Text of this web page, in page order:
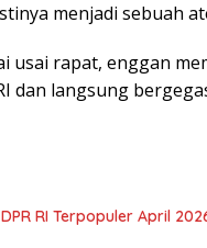
menjadi sebuah
usai rapat, enggan
dan langsung
RI Terpopuler April